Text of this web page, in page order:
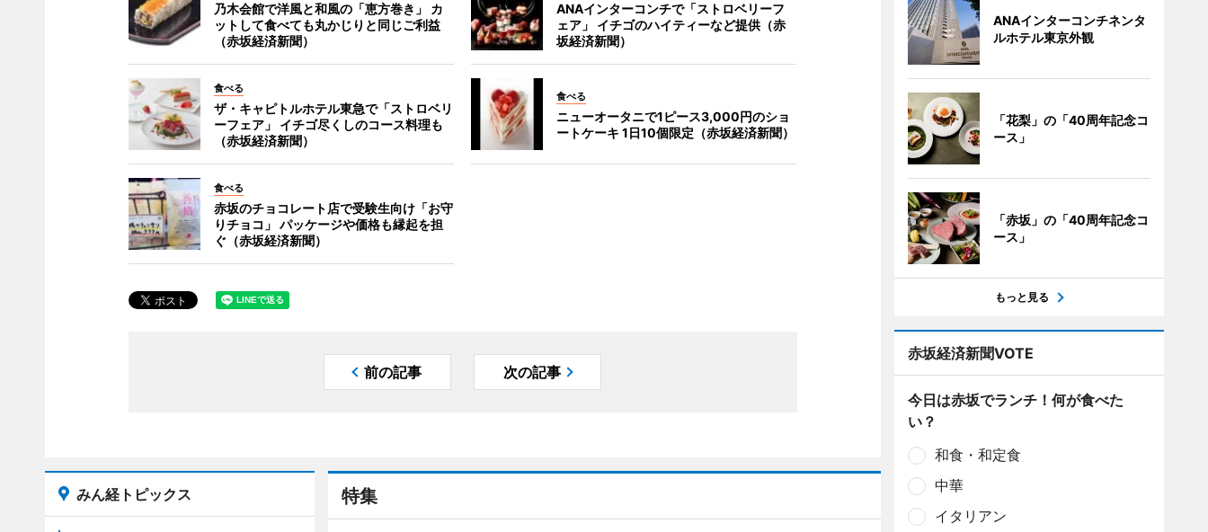
乃木会館で洋風と和風の「恵方巻き」 カ
ットして食べても丸かじりと同じご利益
（赤坂経済新聞）
ANAインターコンチで「ストロベリーフ
ェア」 イチゴのハイティーなど提供（赤
坂経済新聞）
食べる
ザ・キャピトルホテル東急で「ストロベリ
ーフェア」 イチゴ尽くしのコース料理も
（赤坂経済新聞）
食べる
ニューオータニで1ピース3,000円のショ
ートケーキ 1日10個限定（赤坂経済新聞）
食べる
赤坂のチョコレート店で受験生向け「お守
りチョコ」 パッケージや価格も縁起を担
ぐ（赤坂経済新聞）
前の記事 次の記事
特集
みん経トピックス
ANAインターコンチネンタ
ルホテル東京外観
「花梨」の「40周年記念コ
ース」
「赤坂」の「40周年記念コ
ース」
もっと見る
赤坂経済新聞VOTE
今日は赤坂でランチ！何が食べた
い？
和食・和定食
中華
イタリアン